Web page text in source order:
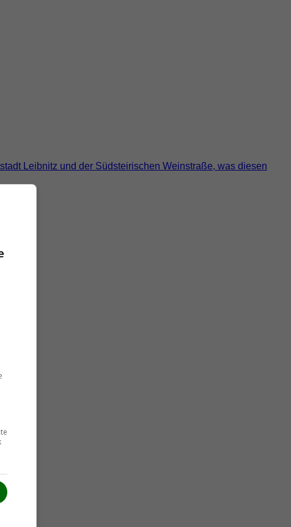
Leibnitz und der Südsteirischen Weinstraße, was diesen